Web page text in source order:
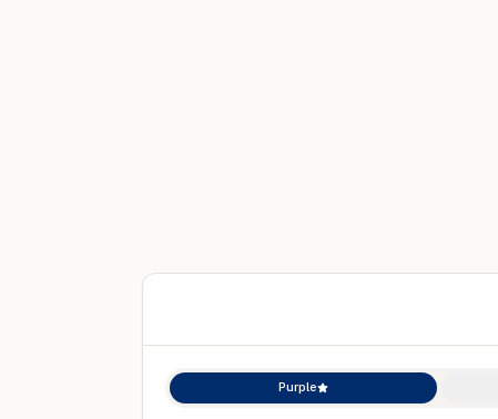
Purple
—الأكثر شعبية